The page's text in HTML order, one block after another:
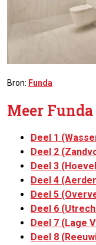
Bron: Funda
Meer Funda
Deel 1
Deel 2
Deel 3
Deel 4
Deel 5
Deel 6
Deel 7 (Lage
Deel 8